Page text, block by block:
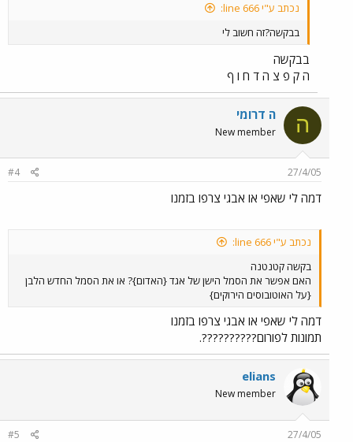
נכתב ע"י line 666:
בבקשה?זה חשוב לי
בבקשה
ה ק פ צ ה ד ח ו ף
ה ה דרומי
New member
27/4/05
#4
דמה לי שאפי או אבגי צרפו בזמנו
נכתב ע"י line 666:
בקשה קטנטנה
האם אפשר את הסמל הישן של אגד {האדום}? או את הסמל החדש הלבן
{על האוטובוסים הירוקים}
דמה לי שאפי או אבגי צרפו בזמנו
תמונות לפורום??????????.
elians
New member
27/4/05
#5